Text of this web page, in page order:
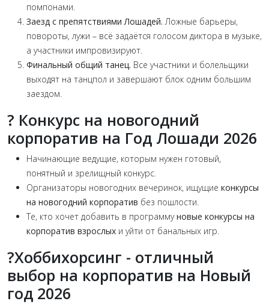
помпонами.
Заезд с препятствиями Лошадей. Ложные барьеры,
повороты, лужи – всё задаётся голосом диктора в музыке,
а участники импровизируют.
Финальный общий танец. Все участники и болельщики
выходят на танцпол и завершают блок одним большим
заездом.
? Конкурс на новогодний
корпоратив на Год Лошади 2026
Начинающие ведущие, которым нужен готовый,
понятный и зрелищный конкурс.
Организаторы новогодних вечеринок, ищущие конкурсы
на новогодний корпоратив без пошлости.
Те, кто хочет добавить в программуновые конкурсы на
корпоратив взрослых и уйти от банальных игр.
?Хоббихорсинг - отличный
выбор на корпоратив на Новый
год 2026